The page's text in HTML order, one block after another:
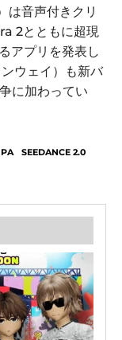
は音声付きクリ
2とともに超現
アプリを発表し
ウェイ）も新バ
に加わってい
SEEDANCE 2.0